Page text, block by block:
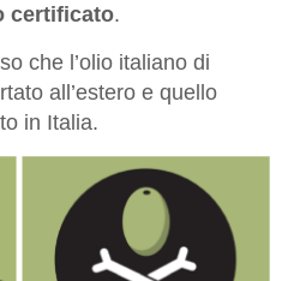
certificato.
che l’olio italiano di
all’estero e quello
in Italia.